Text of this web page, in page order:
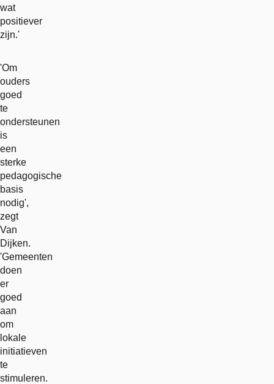
wat
positiever
zijn.'
'Om
ouders
goed
te
ondersteunen
is
een
sterke
pedagogische
basis
nodig',
zegt
Van
Dijken.
'Gemeenten
doen
er
goed
aan
om
lokale
initiatieven
te
stimuleren.